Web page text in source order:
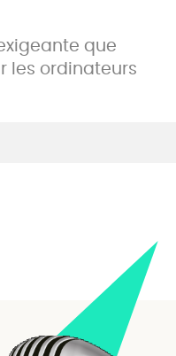
que
les ordinateurs